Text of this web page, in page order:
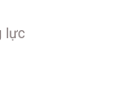
lực